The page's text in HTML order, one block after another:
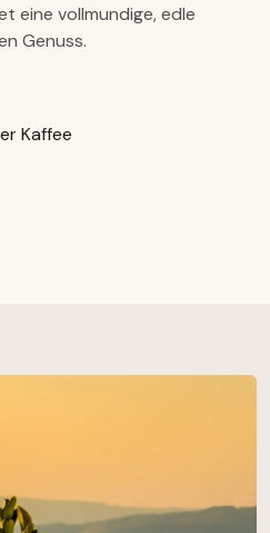
eine vollmundige, edle
Genuss.
Kaffee